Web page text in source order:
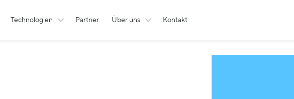
Technologien Partner Über uns Kontakt